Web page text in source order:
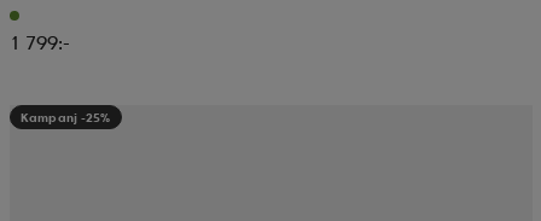
1 799:-
Kampanj -25%